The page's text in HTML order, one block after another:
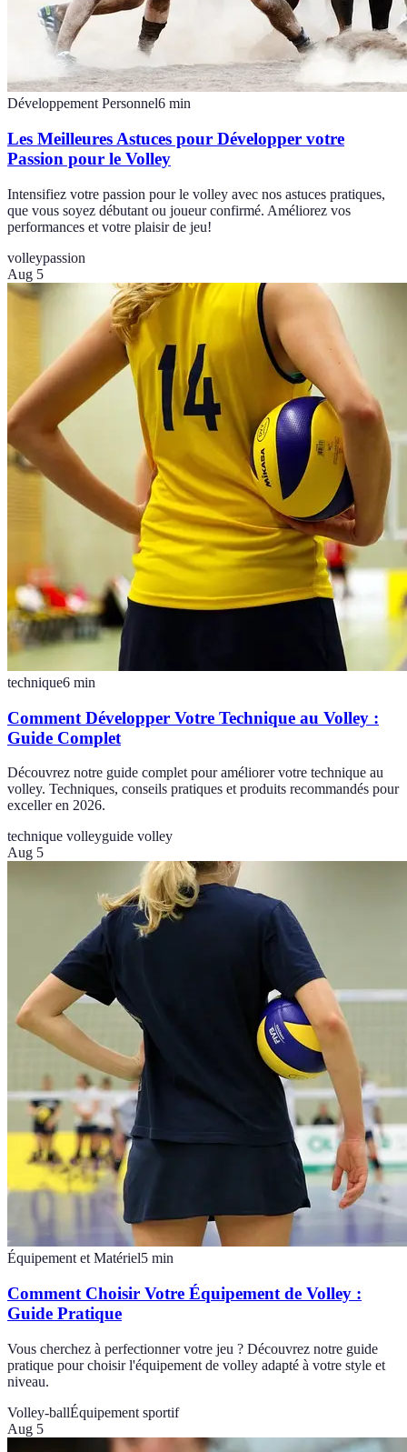
Développement Personnel6 min
Les Meilleures Astuces pour Développer votre
Passion pour le Volley
Intensifiez votre passion pour le volley avec nos astuces pratiques,
que vous soyez débutant ou joueur confirmé. Améliorez vos
performances et votre plaisir de jeu!
volleypassion
Aug 5
technique6 min
Comment Développer Votre Technique au Volley :
Guide Complet
Découvrez notre guide complet pour améliorer votre technique au
volley. Techniques, conseils pratiques et produits recommandés pour
exceller en 2026.
technique volleyguide volley
Aug 5
Équipement et Matériel5 min
Comment Choisir Votre Équipement de Volley :
Guide Pratique
Vous cherchez à perfectionner votre jeu ? Découvrez notre guide
pratique pour choisir l'équipement de volley adapté à votre style et
niveau.
Volley-ballÉquipement sportif
Aug 5